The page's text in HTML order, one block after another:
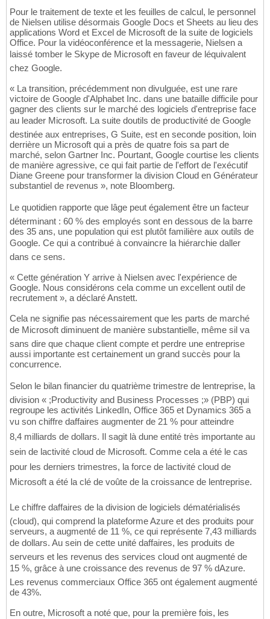
Pour le traitement de texte et les feuilles de calcul, le personnel
de Nielsen utilise désormais Google Docs et Sheets au lieu des
applications Word et Excel de Microsoft de la suite de logiciels
Office. Pour la vidéoconférence et la messagerie, Nielsen a
laissé tomber le Skype de Microsoft en faveur de léquivalent
chez Google.
« La transition, précédemment non divulguée, est une rare
victoire de Google d'Alphabet Inc. dans une bataille difficile pour
gagner des clients sur le marché des logiciels d'entreprise face
au leader Microsoft. La suite doutils de productivité de Google
destinée aux entreprises, G Suite, est en seconde position, loin
derrière un Microsoft qui a près de quatre fois sa part de
marché, selon Gartner Inc. Pourtant, Google courtise les clients
de manière agressive, ce qui fait partie de l'effort de l'exécutif
Diane Greene pour transformer la division Cloud en Générateur
substantiel de revenus », note Bloomberg.
Le quotidien rapporte que lâge peut également être un facteur
déterminant : 60 % des employés sont en dessous de la barre
des 35 ans, une population qui est plutôt familière aux outils de
Google. Ce qui a contribué à convaincre la hiérarchie daller
dans ce sens.
« Cette génération Y arrive à Nielsen avec l'expérience de
Google. Nous considérons cela comme un excellent outil de
recrutement », a déclaré Anstett.
Cela ne signifie pas nécessairement que les parts de marché
de Microsoft diminuent de manière substantielle, même sil va
sans dire que chaque client compte et perdre une entreprise
aussi importante est certainement un grand succès pour la
concurrence.
Selon le bilan financier du quatrième trimestre de lentreprise, la
division « ;Productivity and Business Processes ;» (PBP) qui
regroupe les activités LinkedIn, Office 365 et Dynamics 365 a
vu son chiffre daffaires augmenter de 21 % pour atteindre
8,4 milliards de dollars. Il sagit là dune entité très importante au
sein de lactivité cloud de Microsoft. Comme cela a été le cas
pour les derniers trimestres, la force de lactivité cloud de
Microsoft a été la clé de voûte de la croissance de lentreprise.
Le chiffre daffaires de la division de logiciels dématérialisés
(cloud), qui comprend la plateforme Azure et des produits pour
serveurs, a augmenté de 11 %, ce qui représente 7,43 milliards
de dollars. Au sein de cette unité daffaires, les produits de
serveurs et les revenus des services cloud ont augmenté de
15 %, grâce à une croissance des revenus de 97 % dAzure.
Les revenus commerciaux Office 365 ont également augmenté
de 43%.
En outre, Microsoft a noté que, pour la première fois, les